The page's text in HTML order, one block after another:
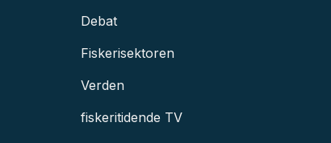
Debat
Fiskerisektoren
Verden
fiskeritidende TV